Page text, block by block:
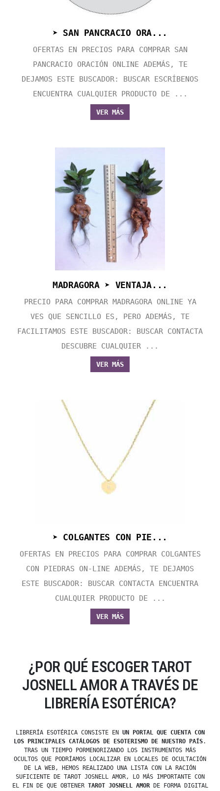
➤ SAN PANCRACIO ORA...
OFERTAS EN PRECIOS PARA COMPRAR SAN
PANCRACIO ORACIÓN ONLINE ADEMÁS, TE
DEJAMOS ESTE BUSCADOR: BUSCAR ESCRÍBENOS
ENCUENTRA CUALQUIER PRODUCTO DE ...
VER MÁS
MADRAGORA ➤ VENTAJA...
PRECIO PARA COMPRAR MADRAGORA ONLINE YA
VES QUE SENCILLO ES, PERO ADEMÁS, TE
FACILITAMOS ESTE BUSCADOR: BUSCAR CONTACTA
DESCUBRE CUALQUIER ...
VER MÁS
➤ COLGANTES CON PIE...
OFERTAS EN PRECIOS PARA COMPRAR COLGANTES
CON PIEDRAS ON-LINE ADEMÁS, TE DEJAMOS
ESTE BUSCADOR: BUSCAR CONTACTA ENCUENTRA
CUALQUIER PRODUCTO DE ...
VER MÁS
¿POR QUÉ ESCOGER TAROT
JOSNELL AMOR A TRAVÉS DE
LIBRERÍA ESOTÉRICA?
LIBRERÍA ESOTÉRICA CONSISTE EN UN PORTAL QUE CUENTA CON
LOS PRINCIPALES CATÁLOGOS DE ESOTERISMO DE NUESTRO PAÍS.
TRAS UN TIEMPO PORMENORIZANDO LOS INSTRUMENTOS MÁS
OCULTOS QUE PODRÍAMOS LOCALIZAR EN LOCALES DE OCULTACIÓN
DE LA WEB, HEMOS REALIZADO UNA LISTA CON LA RACIÓN
SUFICIENTE DE TAROT JOSNELL AMOR, LO MÁS IMPORTANTE CON
EL FIN DE QUE OBTENER TAROT JOSNELL AMORDE FORMA DIGITAL